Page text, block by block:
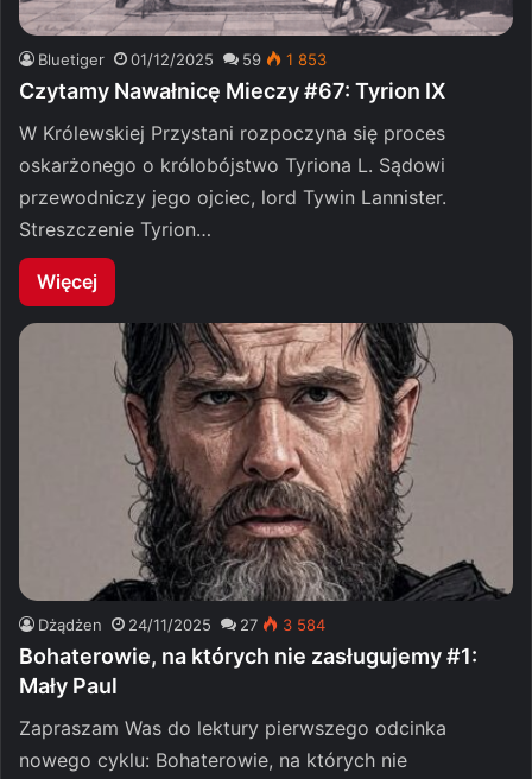
Bluetiger 01/12/2025 59 1 853
Czytamy Nawałnicę Mieczy #67: Tyrion IX
W Królewskiej Przystani rozpoczyna się proces
oskarżonego o królobójstwo Tyriona L. Sądowi
przewodniczy jego ojciec, lord Tywin Lannister.
Streszczenie Tyrion…
Więcej
Dżądżen 24/11/2025 27 3 584
Bohaterowie, na których nie zasługujemy #1:
Mały Paul
Zapraszam Was do lektury pierwszego odcinka
nowego cyklu: Bohaterowie, na których nie